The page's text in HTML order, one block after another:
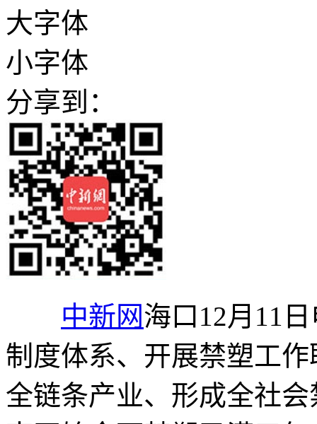
大字体
小字体
分享到：
中新网海口12月11
制度体系、开展禁塑工
全链条产业、形成全社